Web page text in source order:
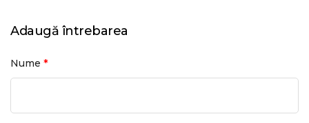
Adaugă întrebarea
Nume *